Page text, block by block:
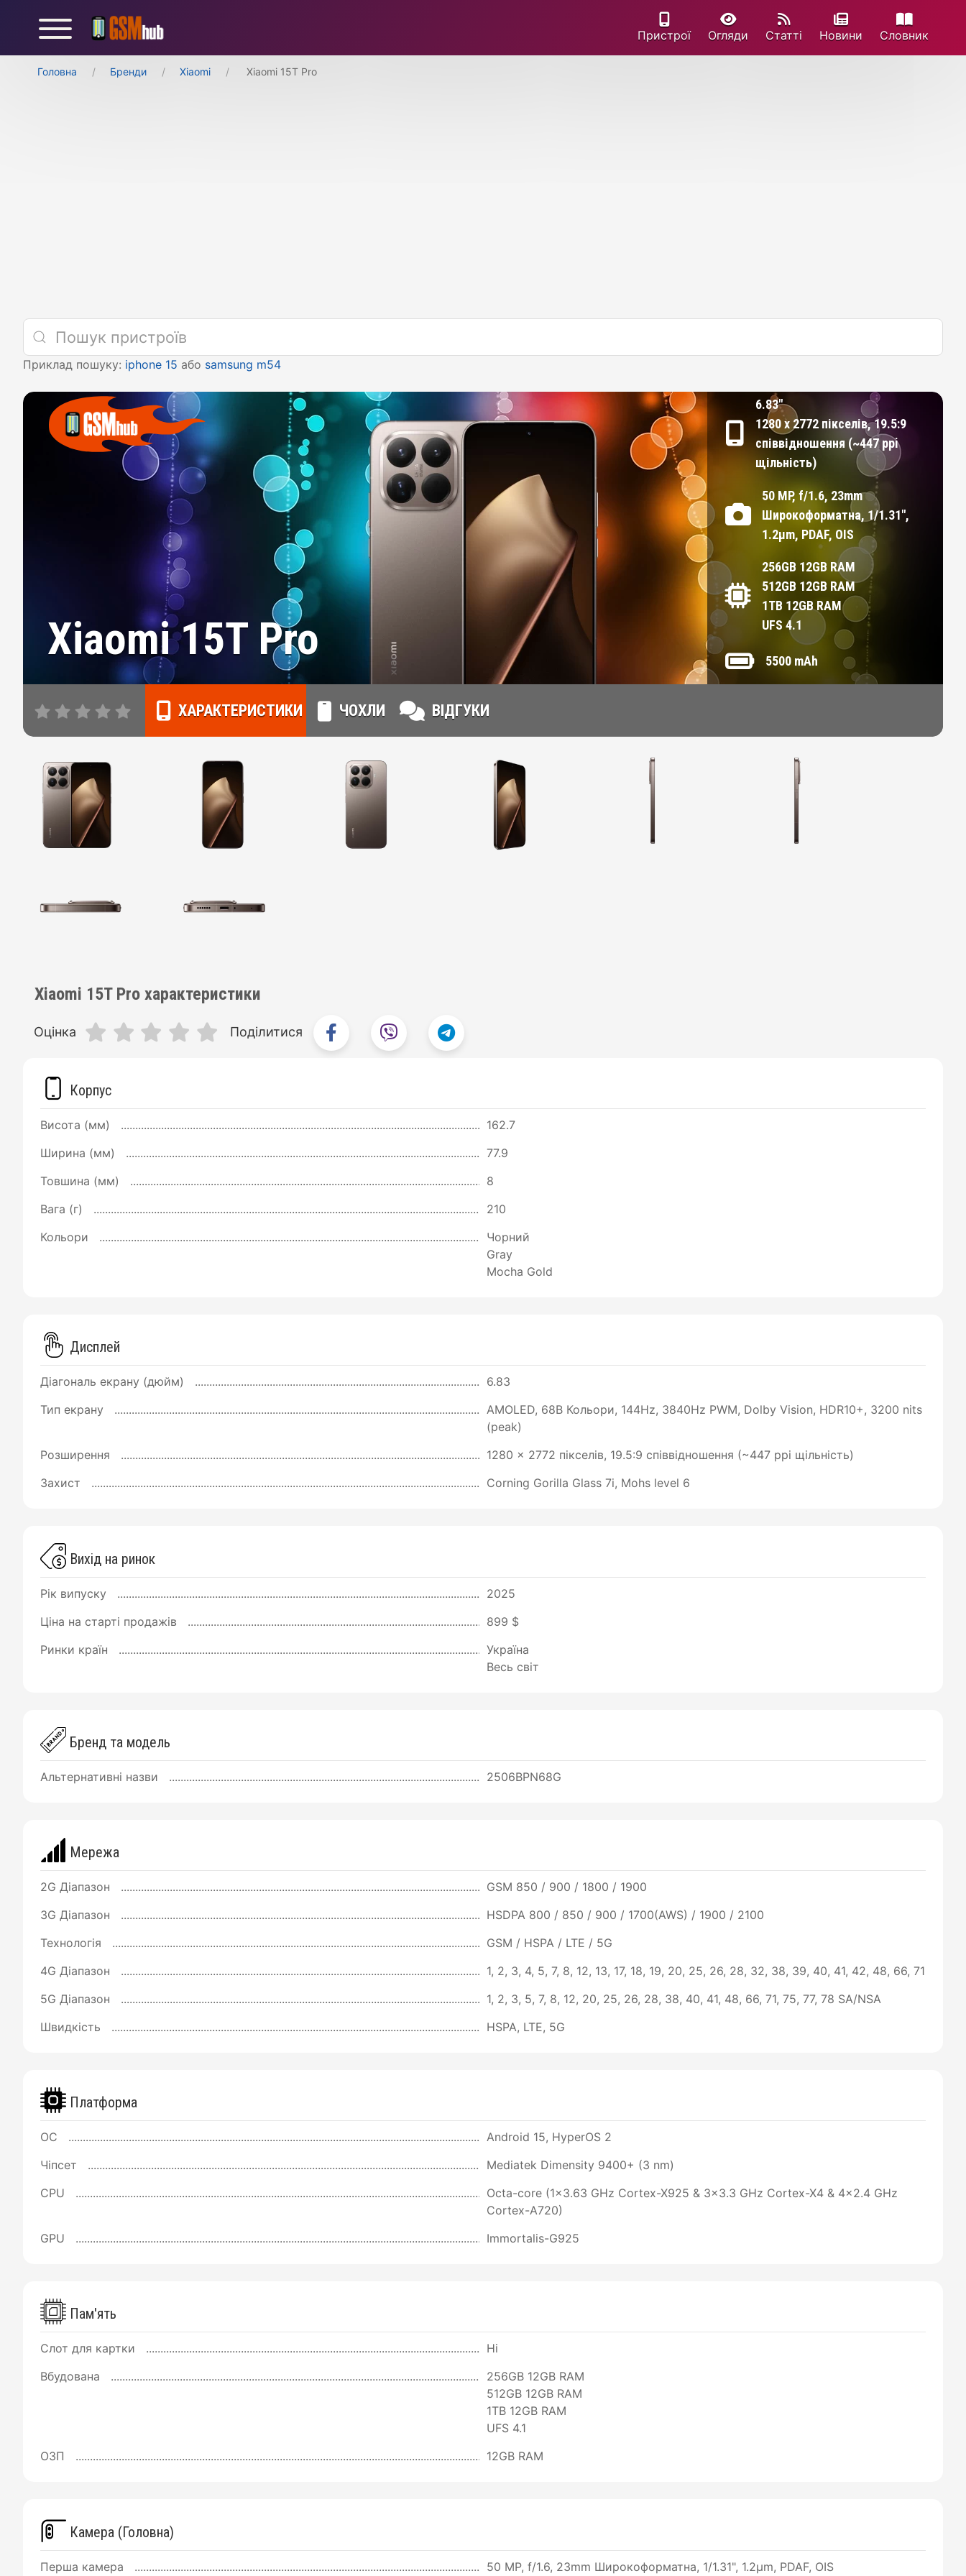
Пристрої Огляди Статті Новини Cловник
Головна Бренди Xiaomi Xiaomi 15T Pro
Приклад пошуку: iphone 15 або samsung m54
Xiaomi 15T Pro
ХАРАКТЕРИСТИКИ ЧОХЛИ ВІДГУКИ
6.83"
1280 x 2772 пікселів, 19.5:9
співвідношення (~447 ppi
щільність)
50 MP, f/1.6, 23mm
Широкоформатна, 1/1.31",
1.2µm, PDAF, OIS
256GB 12GB RAM
512GB 12GB RAM
1TB 12GB RAM
UFS 4.1
5500 mAh
Xiaomi 15T Pro характеристики
Оцінка Поділитися
Корпус
Висота (мм)
162.7
Ширина (мм)
77.9
Товшина (мм)
8
Вага (г)
210
Кольори
Чорний
Gray
Mocha Gold
Дисплей
Діагональ екрану (дюйм)
6.83
Тип екрану
AMOLED, 68B Кольори, 144Hz, 3840Hz PWM, Dolby Vision, HDR10+, 3200 nits
(peak)
Розширення
1280 x 2772 пікселів, 19.5:9 співвідношення (~447 ppi щільність)
Захист
Corning Gorilla Glass 7i, Mohs level 6
Вихід на ринок
Рік випуску
2025
Ціна на старті продажів
899 $
Ринки країн
Україна
Весь світ
Бренд та модель
Альтернативні назви 2506BPN68G
Мережа
2G Діапазон
GSM 850 / 900 / 1800 / 1900
3G Діапазон
HSDPA 800 / 850 / 900 / 1700(AWS) / 1900 / 2100
Технологія
GSM / HSPA / LTE / 5G
4G Діапазон
1, 2, 3, 4, 5, 7, 8, 12, 13, 17, 18, 19, 20, 25, 26, 28, 32, 38, 39, 40, 41, 42, 48, 66, 71
5G Діапазон
1, 2, 3, 5, 7, 8, 12, 20, 25, 26, 28, 38, 40, 41, 48, 66, 71, 75, 77, 78 SA/NSA
Швидкість
HSPA, LTE, 5G
Платформа
ОС
Android 15, HyperOS 2
Чіпсет
Mediatek Dimensity 9400+ (3 nm)
CPU
Octa-core (1x3.63 GHz Cortex-X925 & 3x3.3 GHz Cortex-X4 & 4x2.4 GHz
Cortex-A720)
GPU
Immortalis-G925
Пам'ять
Слот для картки
Ні
Вбудована
256GB 12GB RAM
512GB 12GB RAM
1TB 12GB RAM
UFS 4.1
ОЗП
12GB RAM
Камера (Головна)
Перша камера 50 MP, f/1.6, 23mm Широкоформатна, 1/1.31", 1.2µm, PDAF, OIS